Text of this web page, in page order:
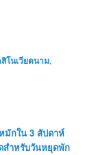
โนเวียดนาม,
มักใน 3 สัปดาห์
สำหรับวันหยุดพัก